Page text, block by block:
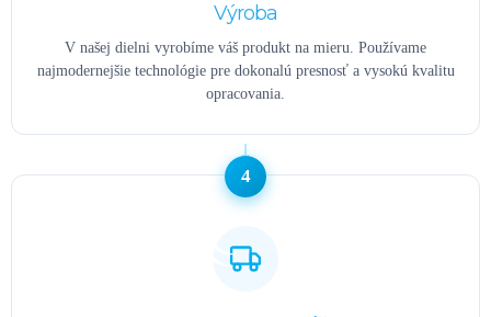
Výroba
V našej dielni vyrobíme váš produkt na mieru. Používame
najmodernejšie technológie pre dokonalú presnosť a vysokú kvalitu
opracovania.
4